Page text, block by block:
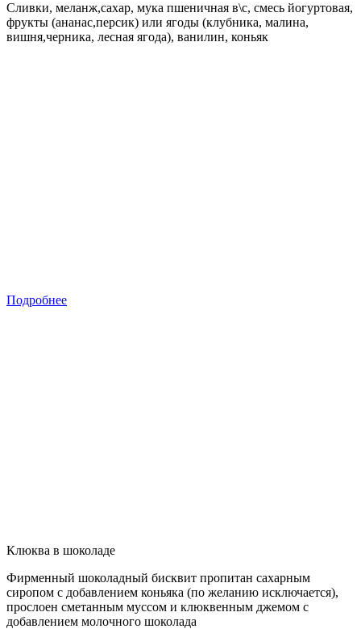
Сливки, меланж,сахар, мука пшеничная в\с, смесь йогуртовая,
фрукты (ананас,персик) или ягоды (клубника, малина,
вишня,черника, лесная ягода), ванилин, коньяк
Подробнее
Клюква в шоколаде
Фирменный шоколадный бисквит пропитан сахарным
сиропом с добавлением коньяка (по желанию исключается),
прослоен сметанным муссом и клюквенным джемом с
добавлением молочного шоколада